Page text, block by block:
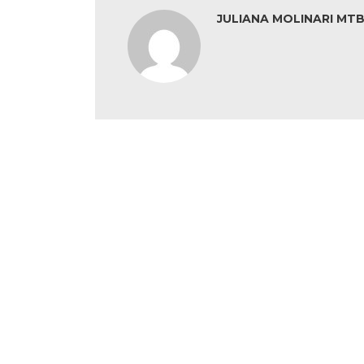
JULIANA MOLINARI